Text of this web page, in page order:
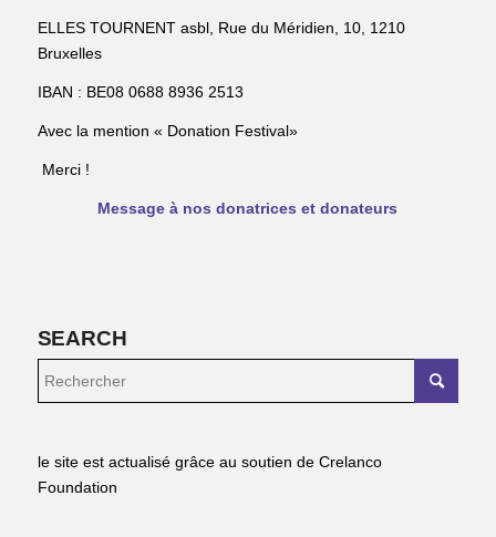
ELLES TOURNENT asbl, Rue du Méridien, 10, 1210
Bruxelles
IBAN : BE08 0688 8936 2513
Avec la mention « Donation Festival»
Merci !
Message à nos donatrices et donateurs
SEARCH
le site est actualisé grâce au soutien de Crelanco
Foundation